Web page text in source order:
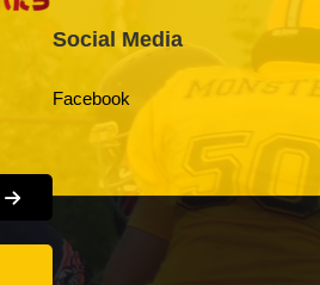
Social Media
Facebook